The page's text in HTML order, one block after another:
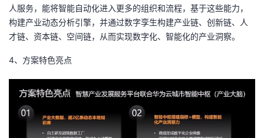
人服务，能将智能自动化进入更多的组织和流程，基于这些能力，
构建产业动态分析引擎，并通过数字孪生构建产业链、创新链、人
才链、资本链、空间链，从而实现数字化、智能化的产业洞察。
4、方案特色亮点